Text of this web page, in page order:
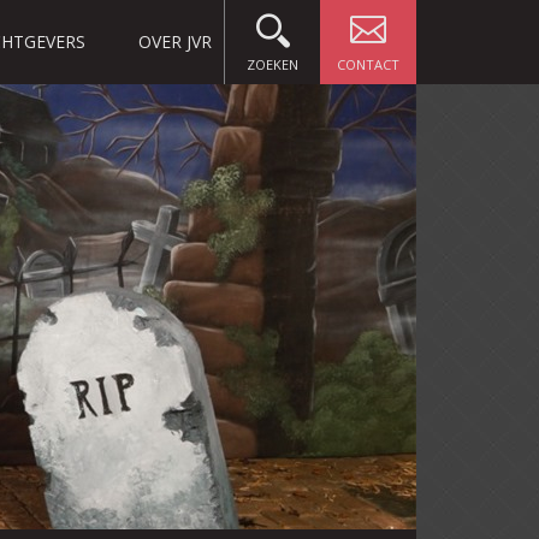
OVER JVR
CONTACT
ZOEKEN